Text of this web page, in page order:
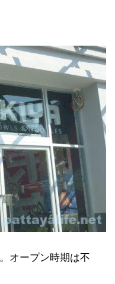
オープン時期は不